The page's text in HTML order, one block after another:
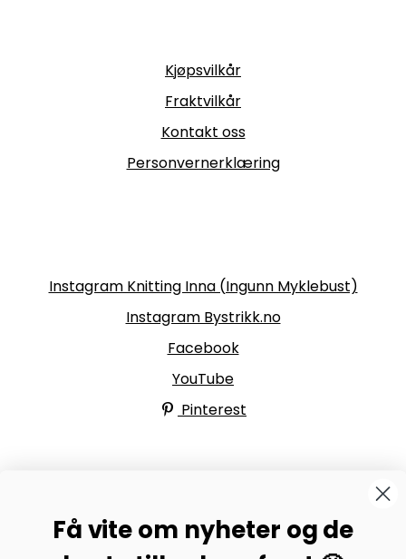
Kjøpsvilkår
Fraktvilkår
Kontakt oss
Personvernerklæring
Instagram Knitting Inna (Ingunn Myklebust)
Instagram Bystrikk.no
Facebook
YouTube
Pinterest
Bli medlem av Bystrikk-forumet vårt på Facebook og
møt både designere og teststrikkere, samt 31.000
Få vite om nyheter og de